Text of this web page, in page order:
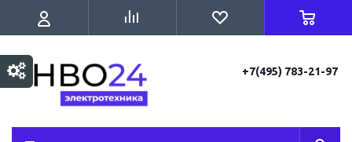
+7(495) 783-21-97